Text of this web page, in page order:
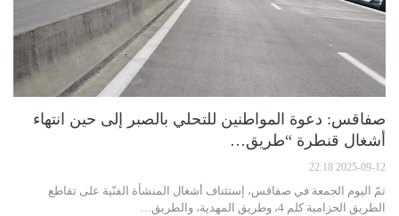
صفاقس: دعوة المواطنين للتحلي بالصبر إلى حين انتهاء
أشغال قنطرة “طريق…
2025-09-12 22:18
تمّ اليوم الجمعة في صفاقس، إستئناف أشغال المنشأة الفنّية على تقاطع
الطريق الحزامية كلم 4، وطريق المهدية، والطريق…